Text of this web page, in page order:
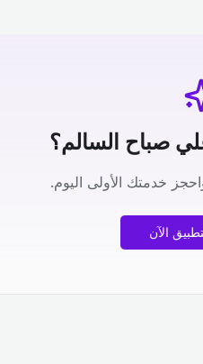
صباح السالم؟
خدمتك الأولى اليوم.
الآن